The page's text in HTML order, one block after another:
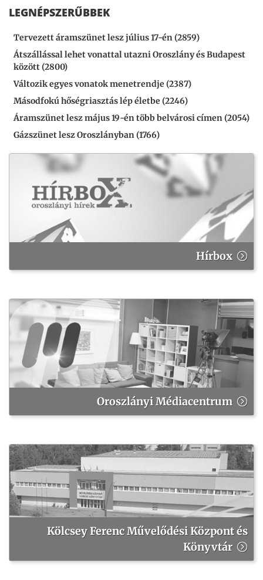
LEGNÉPSZERŰBBEK
Tervezett áramszünet lesz július 17-én (2859)
Átszállással lehet vonattal utazni Oroszlány és Budapest
között (2800)
Változik egyes vonatok menetrendje (2387)
Másodfokú hőségriasztás lép életbe (2246)
Áramszünet lesz május 19-én több belvárosi címen (2054)
Gázszünet lesz Oroszlányban (1766)
Hírbox
Oroszlányi Médiacentrum
Kölcsey Ferenc Művelődési Központ és
Könyvtár